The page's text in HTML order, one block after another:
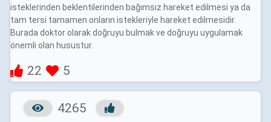
isteklerinden beklentilerinden bağımsız hareket edilmesi ya da
tam tersi tamamen onların istekleriyle hareket edilmesidir.
Burada doktor olarak doğruyu bulmak ve doğruyu uygulamak
önemli olan husustur.
22 5
4265